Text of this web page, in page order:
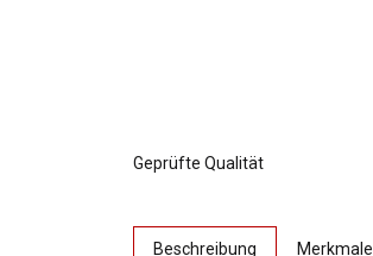
Geprüfte Qualität
Beschreibung Merkmale